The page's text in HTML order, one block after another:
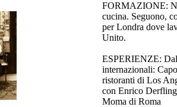
FORMAZIONE:
cucina. Seguono,
per Londra dove
Unito.
ESPERIENZE:
internazionali:
ristoranti di Los
con Enrico
Moma di Roma